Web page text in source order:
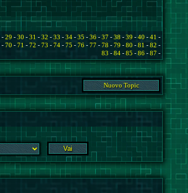
- 29 - 30 - 31 - 32 - 33 - 34 - 35 - 36 - 37 - 38 - 39 - 40 - 41 -
- 70 - 71 - 72 - 73 - 74 - 75 - 76 - 77 - 78 - 79 - 80 - 81 - 82 -
83 - 84 - 85 - 86 - 87 -
Nuovo Topic